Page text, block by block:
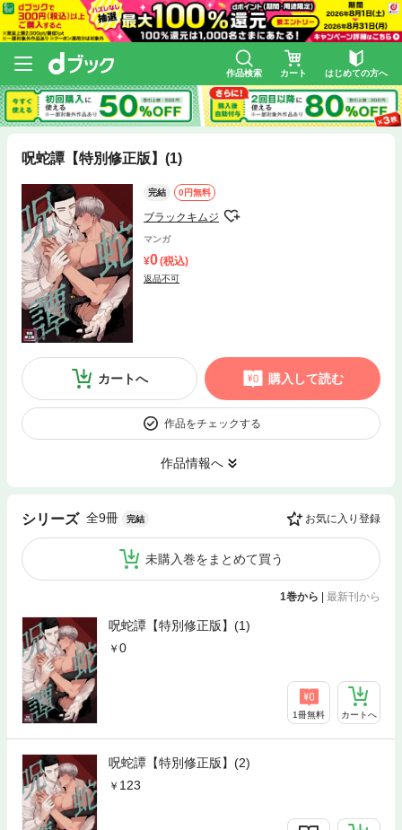
作品検索 カート はじめての方へ
呪蛇譚【特別修正版】(1)
完結 0円無料
ブラックキムジ
マンガ
0(税込)
返品不可
カートへ 購入して読む
作品をチェックする
作品情報へ
シリーズ 全9冊 完結 お気に入り登録
未購入巻をまとめて買う
1巻から | 最新刊から
呪蛇譚【特別修正版】(1)
0
1冊無料 カートへ
呪蛇譚【特別修正版】(2)
123